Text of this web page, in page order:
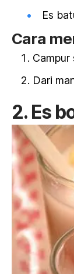
Es
Cara
Campur
Dari
2. Es